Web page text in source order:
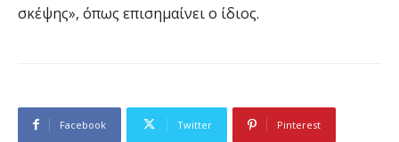
σκέψης», όπως επισημαίνει ο ίδιος.
Facebook Twitter Pinterest